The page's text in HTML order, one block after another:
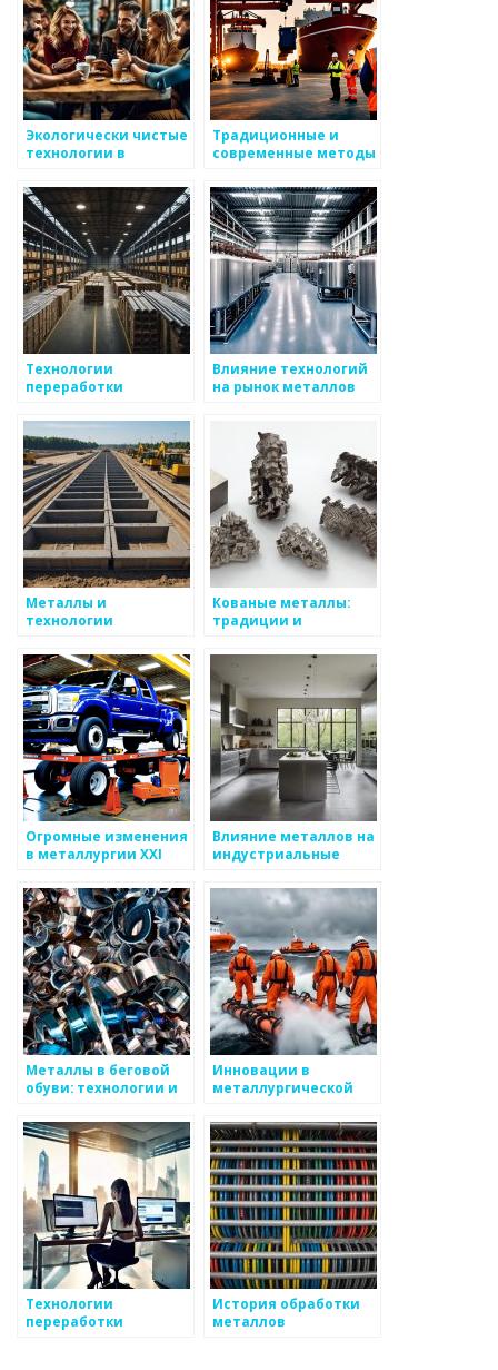
Экологически чистые
технологии в
Традиционные и
современные методы
Технологии
переработки
Влияние технологий
на рынок металлов
Металлы и
технологии
Кованые металлы:
традиции и
Огромные изменения
в металлургии XXI
Влияние металлов на
индустриальные
Металлы в беговой
обуви: технологии и
Инновации в
металлургической
Технологии
переработки
История обработки
металлов